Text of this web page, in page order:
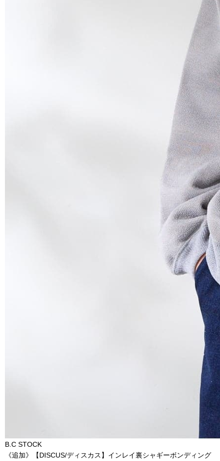
B.C STOCK
《追加》【DISCUS/ディスカス】インレイ裏シャギーボンディング